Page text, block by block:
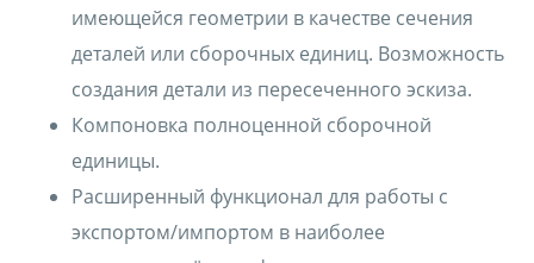
имеющейся геометрии в качестве сечения
деталей или сборочных единиц. Возможность
создания детали из пересеченного эскиза.
Компоновка полноценной сборочной
единицы.
Расширенный функционал для работы с
экспортом/импортом в наиболее